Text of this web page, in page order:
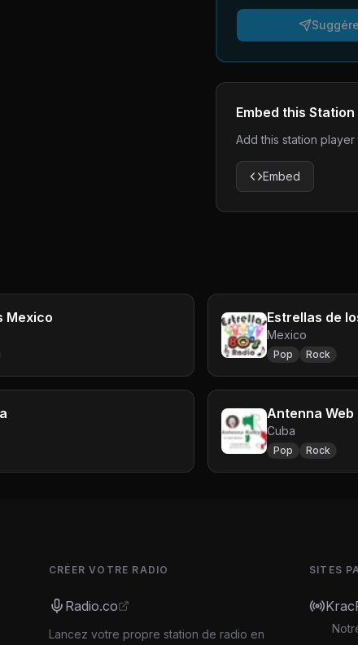
Embed this Station
Add this station
Embed
Mexico Estrellas de
Mexico
Pop Rock
Antenna Web
Cuba
Pop Rock
CRÉER VOTRE RADIO
Radio.co
Lancez votre propre station de radio en
SITES